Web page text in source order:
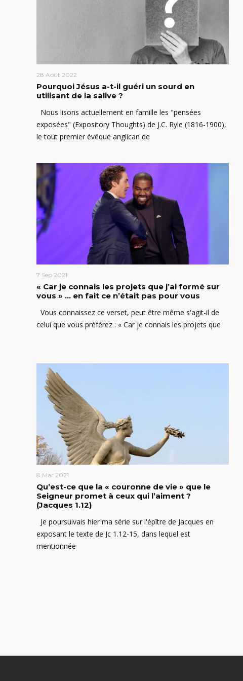
28 Août 2022
Pourquoi Jésus a-t-il guéri un sourd en
utilisant de la salive ?
Nous lisons actuellement en famille les "pensées
exposées" (Expository Thoughts) de J.C. Ryle (1816-1900),
le tout premier évêque anglican de
7 Sep 2021
« Car je connais les projets que j’ai formé sur
vous » … en fait ce n’était pas pour vous
Vous connaissez ce verset, peut être même s'agit-il de
celui que vous préférez : « Car je connais les projets que
8 Mar 2021
Qu’est-ce que la « couronne de vie » que le
Seigneur promet à ceux qui l’aiment ?
(Jacques 1.12)
Je poursuivais hier ma série sur l'épître de Jacques en
exposant le texte de Jc 1.12-15, dans lequel est
mentionnée